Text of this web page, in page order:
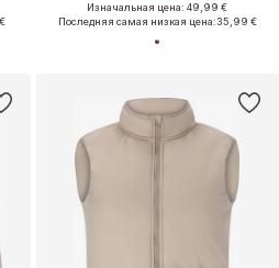
Изначальная цена: 49,99 €
Последняя самая низкая цена:35,99 €